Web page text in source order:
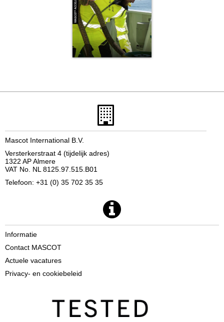
Mascot International B.V.
Versterkerstraat 4 (tijdelijk adres)
1322 AP Almere
VAT No. NL 8125.97.515.B01
Telefoon: +31 (0) 35 702 35 35
Informatie
Contact MASCOT
Actuele vacatures
Privacy- en cookiebeleid